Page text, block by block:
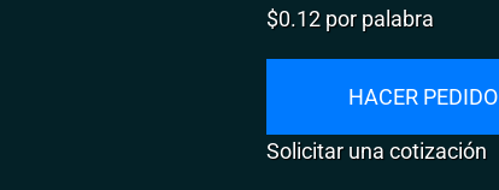
$0.12 por palabra
HACER PEDIDO
Solicitar una cotización